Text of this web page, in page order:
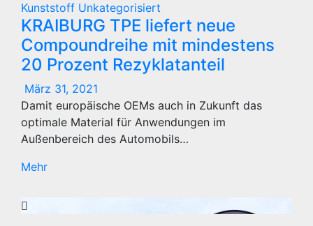
Kunststoff Unkategorisiert
KRAIBURG TPE liefert neue
Compoundreihe mit mindestens
20 Prozent Rezyklatanteil
März 31, 2021
Damit europäische OEMs auch in Zukunft das
optimale Material für Anwendungen im
Außenbereich des Automobils…
Mehr